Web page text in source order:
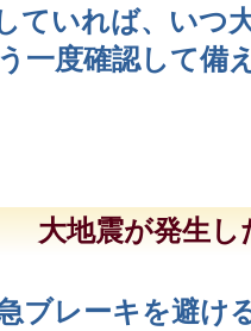
ていれば、いつ
一度確認して備
大地震が発生
ブレーキを避け